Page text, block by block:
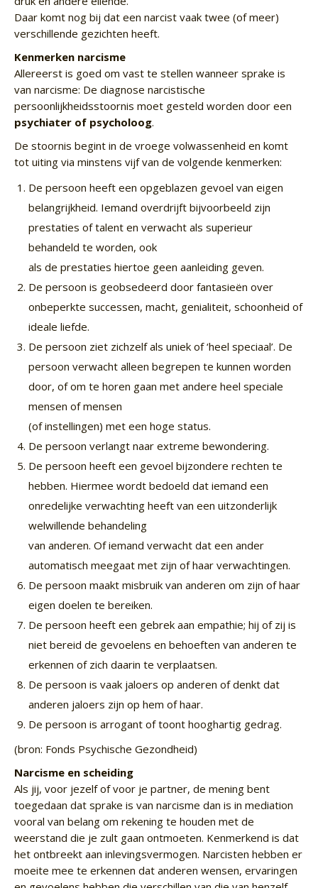
Daar komt nog bij dat een narcist vaak twee (of meer)
verschillende gezichten heeft.
Kenmerken narcisme
Allereerst is goed om vast te stellen wanneer sprake is
van narcisme: De diagnose narcistische
persoonlijkheidsstoornis moet gesteld worden door een
psychiater of psycholoog.
De stoornis begint in de vroege volwassenheid en komt
tot uiting via minstens vijf van de volgende kenmerken:
De persoon heeft een opgeblazen gevoel van eigen
belangrijkheid. Iemand overdrijft bijvoorbeeld zijn
prestaties of talent en verwacht als superieur
behandeld te worden, ook
als de prestaties hiertoe geen aanleiding geven.
De persoon is geobsedeerd door fantasieën over
onbeperkte successen, macht, genialiteit, schoonheid of
ideale liefde.
De persoon ziet zichzelf als uniek of ‘heel speciaal’. De
persoon verwacht alleen begrepen te kunnen worden
door, of om te horen gaan met andere heel speciale
mensen of mensen
(of instellingen) met een hoge status.
De persoon verlangt naar extreme bewondering.
De persoon heeft een gevoel bijzondere rechten te
hebben. Hiermee wordt bedoeld dat iemand een
onredelijke verwachting heeft van een uitzonderlijk
welwillende behandeling
van anderen. Of iemand verwacht dat een ander
automatisch meegaat met zijn of haar verwachtingen.
De persoon maakt misbruik van anderen om zijn of haar
eigen doelen te bereiken.
De persoon heeft een gebrek aan empathie; hij of zij is
niet bereid de gevoelens en behoeften van anderen te
erkennen of zich daarin te verplaatsen.
De persoon is vaak jaloers op anderen of denkt dat
anderen jaloers zijn op hem of haar.
De persoon is arrogant of toont hooghartig gedrag.
(bron: Fonds Psychische Gezondheid)
Narcisme en scheiding
Als jij, voor jezelf of voor je partner, de mening bent
toegedaan dat sprake is van narcisme dan is in mediation
vooral van belang om rekening te houden met de
weerstand die je zult gaan ontmoeten. Kenmerkend is dat
het ontbreekt aan inlevingsvermogen. Narcisten hebben er
moeite mee te erkennen dat anderen wensen, ervaringen